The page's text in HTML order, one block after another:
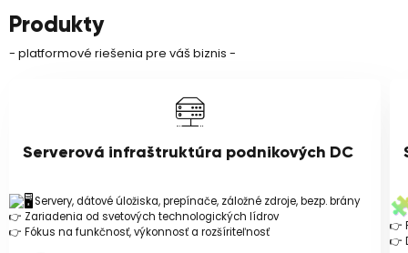
Produkty
- platformové riešenia pre váš biznis -
Serverová infraštruktúra podnikových DC
Servery, dátové úložiska, prepínače, záložné zdroje, bezp. brány
👉 Zariadenia od svetových technologických lídrov
👉 Fókus na funkčnosť, výkonnosť a rozšíriteľnosť
👉
👉